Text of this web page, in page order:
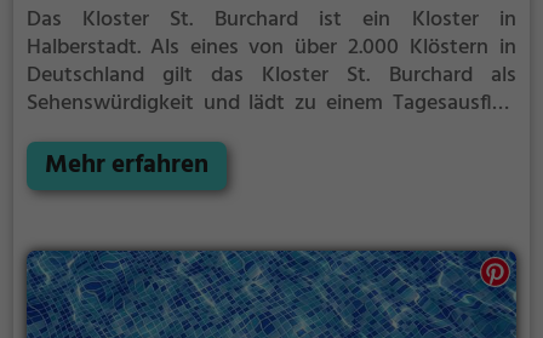
Das Kloster St. Burchard ist ein Kloster in
Halberstadt. Als eines von über 2.000 Klöstern in
Deutschland gilt das Kloster St. Burchard als
Sehenswürdigkeit und lädt zu einem Tagesausflug
lange und bewegte Geschichte und sind auf jeden
Fall einen Besuch wert.
Mehr erfahren